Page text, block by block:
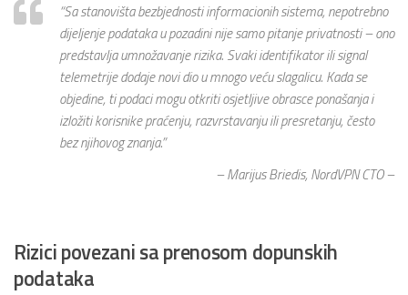
“Sa stanovišta bezbjednosti informacionih sistema, nepotrebno
dijeljenje podataka u pozadini nije samo pitanje privatnosti – ono
predstavlja umnožavanje rizika. Svaki identifikator ili signal
telemetrije dodaje novi dio u mnogo veću slagalicu. Kada se
objedine, ti podaci mogu otkriti osjetljive obrasce ponašanja i
izložiti korisnike praćenju, razvrstavanju ili presretanju, često
bez njihovog znanja.”
–Marijus Briedis, NordVPN CTO–
Rizici povezani sa prenosom dopunskih
podataka